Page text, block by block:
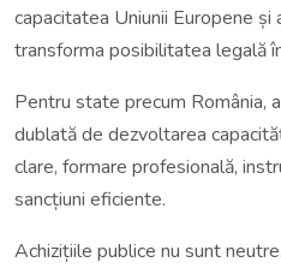
capacitatea Uniunii Europene
transforma posibilitatea legală
Pentru state precum România,
dublată de dezvoltarea
clare, formare profesională,
sancțiuni eficiente.
Achizițiile publice nu sunt